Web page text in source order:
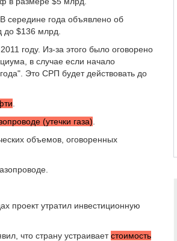
середине года объявлено об
до $136 млрд.
году. Из-за этого было оговорено
в случае если начало
Это СРП будет действовать до
(утечки газа)
объемов, оговоренных
проект утратил инвестиционную
что страну устраиваетстоимость